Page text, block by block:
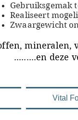
Gebruiksgemak
Realiseert
Zwaargewicht
mineralen,
Vital